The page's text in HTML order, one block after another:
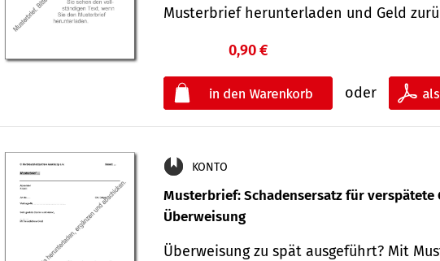
Musterbrief herunterladen und Geld
0,90 €
oder
KONTO
Musterbrief: Schadensersatz für verspätete
Überweisung
Überweisung zu spät ausgeführt? Mit